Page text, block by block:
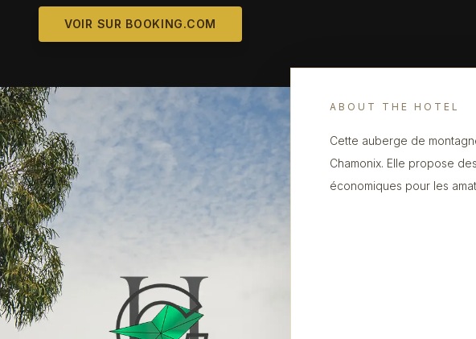
VOIR SUR BOOKING.COM
ABOUT THE HOTEL
Cette auberge de
Chamonix. Elle propose
économiques pour les